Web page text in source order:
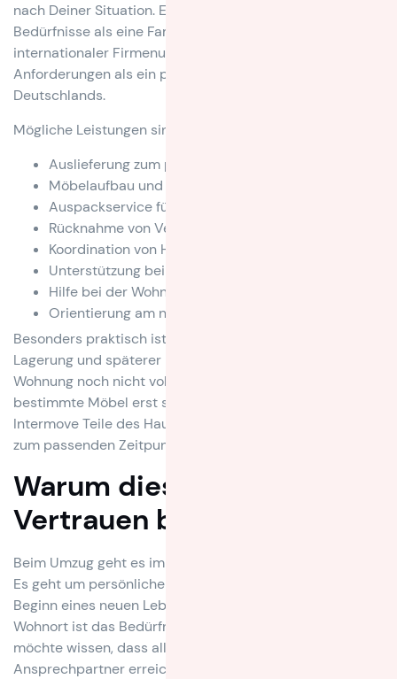
nach Deiner Situation. Ein Single Haushalt hat andere
Bedürfnisse als eine Familie mit Kindern. Ein
internationaler Firmenumzug stellt andere
Anforderungen als ein privater Umzug innerhalb
Deutschlands.
Mögliche Leistungen sind zum Beispiel:
Auslieferung zum passenden Zeitpunkt
Möbelaufbau und Platzierung nach Plan
Auspackservice für wichtige Räume
Rücknahme von Verpackungsmaterial
Koordination von Handwerkern oder Zusatzservices
Unterstützung bei Lagerung und Nachlieferung
Hilfe bei der Wohnungsübergabe
Orientierung am neuen Standort
Besonders praktisch ist die Kombination aus Umzug,
Lagerung und späterer Lieferung. Wenn die neue
Wohnung noch nicht vollständig bezugsfertig ist oder
bestimmte Möbel erst später gebraucht werden, kann
Intermove Teile des Hausstands sicher einlagern und
zum passenden Zeitpunkt liefern.
Warum diese Phase
Vertrauen braucht
Beim Umzug geht es immer um mehr als Gegenstände.
Es geht um persönliche Dinge, Erinnerungen und den
Beginn eines neuen Lebensabschnitts. Gerade am neuen
Wohnort ist das Bedürfnis nach Sicherheit groß. Man
möchte wissen, dass alles ankommt, dass
Ansprechpartner erreichbar sind und dass auch kleine